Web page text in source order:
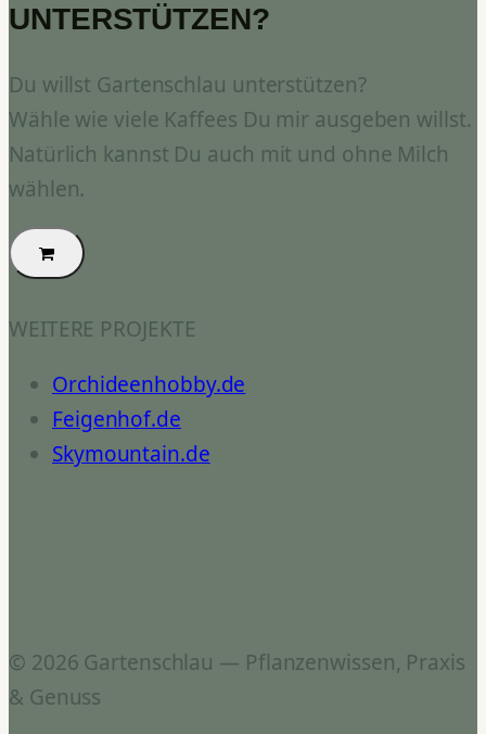
UNTERSTÜTZEN?
Du willst Gartenschlau unterstützen?
Wähle wie viele Kaffees Du mir ausgeben willst.
Natürlich kannst Du auch mit und ohne Milch
wählen.
WEITERE PROJEKTE
Orchideenhobby.de
Feigenhof.de
Skymountain.de
© 2026 Gartenschlau — Pflanzenwissen, Praxis
& Genuss